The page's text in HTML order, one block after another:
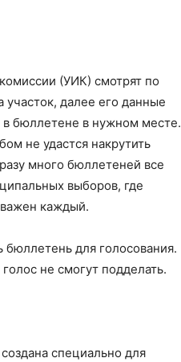
(УИК) смотрят по
участок, далее его данные
в бюллетене в нужном месте.
не удастся накрутить
много бюллетеней все
выборов, где
каждый.
бюллетень для голосования.
не смогут подделать.
специально для